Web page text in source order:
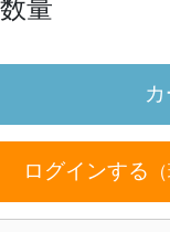
数量
ログインする